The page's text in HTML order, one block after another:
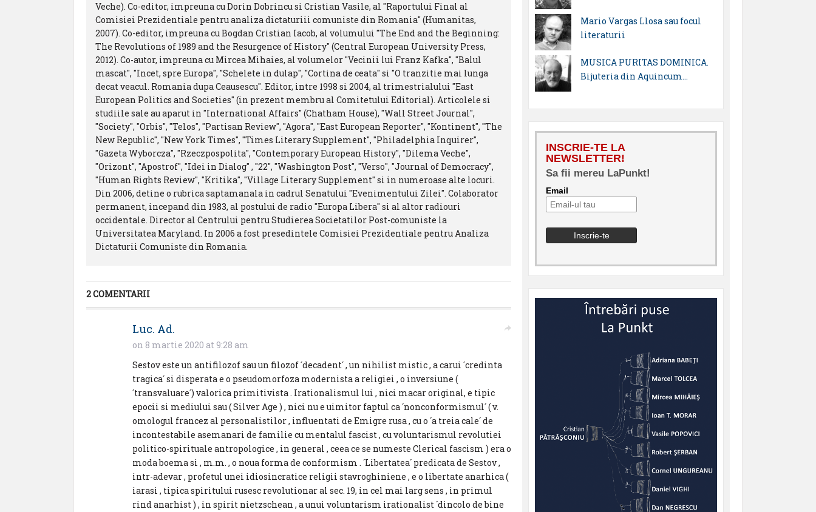
Veche). Co-editor, impreuna cu Dorin Dobrincu si Cristian Vasile, al "Raportului Final al
Comisiei Prezidentiale pentru analiza dictaturiii comuniste din Romania" (Humanitas,
2007). Co-editor, impreuna cu Bogdan Cristian Iacob, al volumului "The End and the Beginning:
The Revolutions of 1989 and the Resurgence of History" (Central European University Press,
2012). Co-autor, impreuna cu Mircea Mihaies, al volumelor "Vecinii lui Franz Kafka", "Balul
mascat", "Incet, spre Europa", "Schelete in dulap", "Cortina de ceata" si "O tranzitie mai lunga
decat veacul. Romania dupa Ceausescu". Editor, intre 1998 si 2004, al trimestrialului "East
European Politics and Societies" (in prezent membru al Comitetului Editorial). Articolele si
studiile sale au aparut in "International Affairs" (Chatham House), "Wall Street Journal",
"Society", "Orbis", "Telos", "Partisan Review", "Agora", "East European Reporter", "Kontinent", "The
New Republic", "New York Times", "Times Literary Supplement", "Philadelphia Inquirer",
"Gazeta Wyborcza", "Rzeczpospolita", "Contemporary European History", "Dilema Veche",
"Orizont", "Apostrof", "Idei in Dialog" , "22", "Washington Post", "Verso", "Journal of Democracy",
"Human Rights Review", "Kritika", "Village Literary Supplement" si in numeroase alte locuri.
Din 2006, detine o rubrica saptamanala in cadrul Senatului "Evenimentului Zilei". Colaborator
permanent, incepand din 1983, al postului de radio "Europa Libera" si al altor radiouri
occidentale. Director al Centrului pentru Studierea Societatilor Post-comuniste la
Universitatea Maryland. In 2006 a fost presedintele Comisiei Prezidentiale pentru Analiza
Dictaturii Comuniste din Romania.
2 COMENTARII
Luc. Ad.
on 8 martie 2020 at 9:28 am
Sestov este un antifilozof sau un filozof ´decadent´ , un nihilist mistic , a carui ´credinta
tragica´ si disperata e o pseudomorfoza modernista a religiei , o inversiune (
´transvaluare´) valorica primitivista . Irationalismul lui , nici macar original, e tipic
epocii si mediului sau ( Silver Age ) , nici nu e uimitor faptul ca ´nonconformismul´ ( v.
omologul francez al personalistilor , influentati de Emigre rusa , cu o ´a treia cale´ de
incontestabile asemanari de familie cu mentalul fascist , cu voluntarismul revolutiei
politico-spirituale antropologice , in general , ceea ce se numeste Clerical fascism ) era o
moda boema si , m.m. , o noua forma de conformism . ´Libertatea´ predicata de Sestov ,
intr-adevar , profetul unei idiosincratice religii stavroghiniene , e o libertate anarhica (
iarasi , tipica spiritului rusesc revolutionar al sec. 19, in cel mai larg sens , in primul
rind anarhist ) , in spirit nietzschean , a unui voluntarism irationalist ´dincolo de bine
Mario Vargas Llosa sau focul
literaturii
MUSICA PURITAS DOMINICA.
Bijuteria din Aquincum…
INSCRIE-TE LA
NEWSLETTER!
Sa fii mereu LaPunkt!
Email